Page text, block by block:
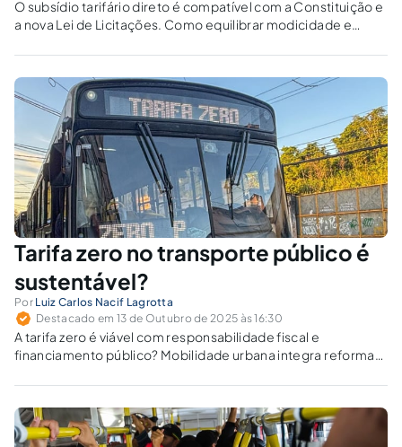
O subsídio tarifário direto é compatível com a Constituição e
a nova Lei de Licitações. Como equilibrar modicidade e
Tarifa zero no transporte público é
sustentável?
Por Luiz Carlos Nacif Lagrotta
Destacado em 13 de Outubro de 2025 às 16:30
A tarifa zero é viável com responsabilidade fiscal e
financiamento público? Mobilidade urbana integra reforma
e regulação eficiente.